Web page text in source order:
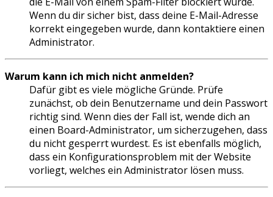
Wenn du dir sicher bist, dass deine E-Mail-Adresse
korrekt eingegeben wurde, dann kontaktiere einen
Administrator.
Warum kann ich mich nicht anmelden?
Dafür gibt es viele mögliche Gründe. Prüfe
zunächst, ob dein Benutzername und dein Passwort
richtig sind. Wenn dies der Fall ist, wende dich an
einen Board-Administrator, um sicherzugehen, dass
du nicht gesperrt wurdest. Es ist ebenfalls möglich,
dass ein Konfigurationsproblem mit der Website
vorliegt, welches ein Administrator lösen muss.